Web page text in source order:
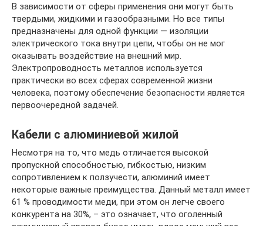
В зависимости от сферы применения они могут быть
твердыми, жидкими и газообразными. Но все типы
предназначены для одной функции — изоляции
электрического тока внутри цепи, чтобы он не мог
оказывать воздействие на внешний мир.
Электропроводность металлов используется
практически во всех сферах современной жизни
человека, поэтому обеспечение безопасности является
первоочередной задачей.
Кабели с алюминиевой жилой
Несмотря на то, что медь отличается высокой
пропускной способностью, гибкостью, низким
сопротивлением к ползучести, алюминий имеет
некоторые важные преимущества. Данный металл имеет
61 % проводимости меди, при этом он легче своего
конкурента на 30%, – это означает, что оголенный